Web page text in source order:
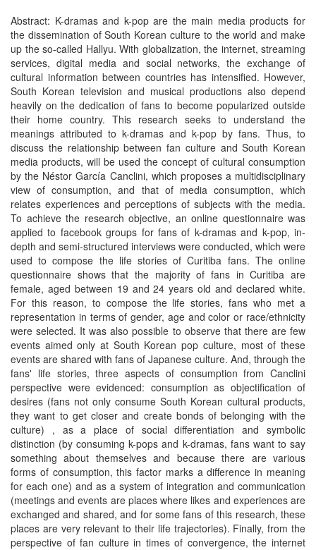
Abstract: K-dramas and k-pop are the main media products for
the dissemination of South Korean culture to the world and make
up the so-called Hallyu. With globalization, the internet, streaming
services, digital media and social networks, the exchange of
cultural information between countries has intensified. However,
South Korean television and musical productions also depend
heavily on the dedication of fans to become popularized outside
their home country. This research seeks to understand the
meanings attributed to k-dramas and k-pop by fans. Thus, to
discuss the relationship between fan culture and South Korean
media products, will be used the concept of cultural consumption
by the Néstor García Canclini, which proposes a multidisciplinary
view of consumption, and that of media consumption, which
relates experiences and perceptions of subjects with the media.
To achieve the research objective, an online questionnaire was
applied to facebook groups for fans of k-dramas and k-pop, in-
depth and semi-structured interviews were conducted, which were
used to compose the life stories of Curitiba fans. The online
questionnaire shows that the majority of fans in Curitiba are
female, aged between 19 and 24 years old and declared white.
For this reason, to compose the life stories, fans who met a
representation in terms of gender, age and color or race/ethnicity
were selected. It was also possible to observe that there are few
events aimed only at South Korean pop culture, most of these
events are shared with fans of Japanese culture. And, through the
fans' life stories, three aspects of consumption from Canclini
perspective were evidenced: consumption as objectification of
desires (fans not only consume South Korean cultural products,
they want to get closer and create bonds of belonging with the
culture) , as a place of social differentiation and symbolic
distinction (by consuming k-pops and k-dramas, fans want to say
something about themselves and because there are various
forms of consumption, this factor marks a difference in meaning
for each one) and as a system of integration and communication
(meetings and events are places where likes and experiences are
exchanged and shared, and for some fans of this research, these
places are very relevant to their life trajectories). Finally, from the
perspective of fan culture in times of convergence, the internet